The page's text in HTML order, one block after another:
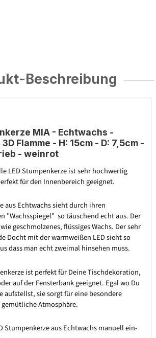
Beschreibung
MIA - Echtwachs -
Flamme - H: 15cm - D: 7,5cm -
- weinrot
LED Stumpenkerze ist sehr hochwertig
für den Innenbereich geeignet.
aus Echtwachs sieht durch ihren
"Wachsspiegel" so täuschend echt aus. Der
geschmolzenes, flüssiges Wachs. Der sehr
Docht mit der warmweißen LED sieht so
dass man echt zweimal hinsehen muss.
ist perfekt für Deine Tischdekoration,
auf der Fensterbank geeignet. Egal wo Du
aufstellst, sie sorgt für eine besondere
Atmosphäre.
Stumpenkerze aus Echtwachs manuell ein-